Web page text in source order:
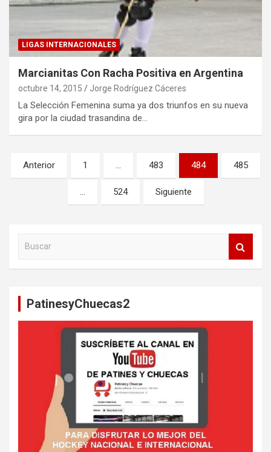
LIGAS INTERNACIONALES
Marcianitas Con Racha Positiva en Argentina
octubre 14, 2015 Jorge Rodríguez Cáceres
La Selección Femenina suma ya dos triunfos en su nueva
gira por la ciudad trasandina de…
Paginación
de
entradas
Anterior 1 … 483 484 485
… 524 Siguiente
PatinesyChuecas2